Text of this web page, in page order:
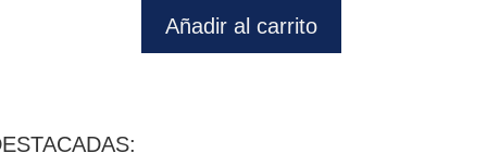
Añadir al carrito